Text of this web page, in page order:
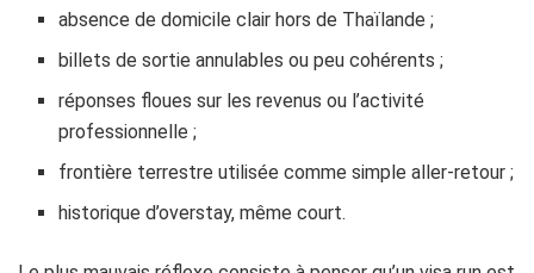
absence de domicile clair hors de Thaïlande ;
billets de sortie annulables ou peu cohérents ;
réponses floues sur les revenus ou l’activité
professionnelle ;
frontière terrestre utilisée comme simple aller-retour ;
historique d’overstay, même court.